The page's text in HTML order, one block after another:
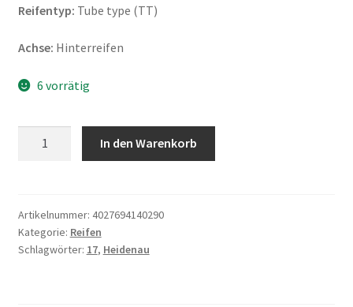
Reifentyp: Tube type (TT)
Achse: Hinterreifen
6 vorrätig
-
17
69T
In den Warenkorb
Artikelnummer: 4027694140290
Kategorie: Reifen
Schlagwörter: 17, Heidenau